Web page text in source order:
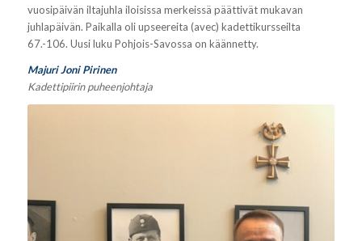
vuosipäivän iltajuhla iloisissa merkeissä päättivät mukavan
juhlapäivän. Paikalla oli upseereita (avec) kadettikursseilta
67.-106. Uusi luku Pohjois-Savossa on käännetty.
Majuri Joni Pirinen
Kadettipiirin puheenjohtaja